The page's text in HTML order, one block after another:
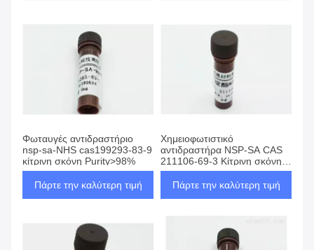
Φωταυγές αντιδραστήριο
nsp-sa-NHS cas199293-83-9
κίτρινη σκόνη Purity>98%
Πάρτε την καλύτερη τιμή
Χημειοφωτιστικό
αντιδραστήρα NSP-SA CAS
211106-69-3 Κίτρινη σκόνη ή
στερεό
Πάρτε την καλύτερη τιμή